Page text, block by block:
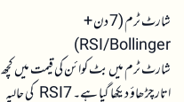
شارٹ ٹرم (7 دن +
RSI/Bollinger)
شارٹ ٹرم میں بٹ کوائن کی قیمت میں کچھ
اتار چڑھاؤ دیکھا گیا ہے۔ RSI7 کی حالیہ